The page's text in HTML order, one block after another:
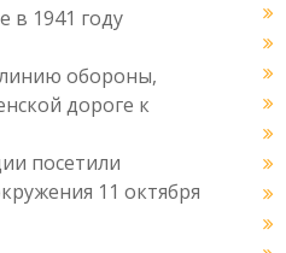
в 1941 году
обороны,
дороге к
посетили
11 октября